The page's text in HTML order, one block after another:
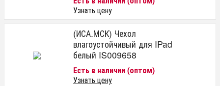
Узнать цену
(ИСА.МСК) Чехол
влагоустойчивый для IPad
белый IS009658
Есть в наличии (оптом)
Узнать цену